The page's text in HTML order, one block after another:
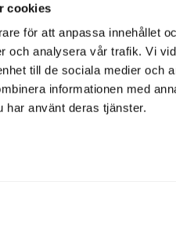
cookies
för att anpassa innehållet
och analysera vår trafik. Vi
till de sociala medier och
informationen med
har använt deras tjänster.